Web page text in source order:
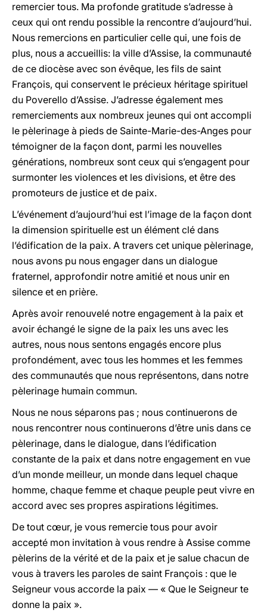
remercier tous. Ma profonde gratitude s’adresse à
ceux qui ont rendu possible la rencontre d’aujourd’hui.
Nous remercions en particulier celle qui, une fois de
plus, nous a accueillis: la ville d’Assise, la communauté
de ce diocèse avec son évêque, les fils de saint
François, qui conservent le précieux héritage spirituel
du Poverello d’Assise. J’adresse également mes
remerciements aux nombreux jeunes qui ont accompli
le pèlerinage à pieds de Sainte-Marie-des-Anges pour
témoigner de la façon dont, parmi les nouvelles
générations, nombreux sont ceux qui s’engagent pour
surmonter les violences et les divisions, et être des
promoteurs de justice et de paix.
L’événement d’aujourd’hui est l’image de la façon dont
la dimension spirituelle est un élément clé dans
l’édification de la paix. A travers cet unique pèlerinage,
nous avons pu nous engager dans un dialogue
fraternel, approfondir notre amitié et nous unir en
silence et en prière.
Après avoir renouvelé notre engagement à la paix et
avoir échangé le signe de la paix les uns avec les
autres, nous nous sentons engagés encore plus
profondément, avec tous les hommes et les femmes
des communautés que nous représentons, dans notre
pèlerinage humain commun.
Nous ne nous séparons pas ; nous continuerons de
nous rencontrer nous continuerons d’être unis dans ce
pèlerinage, dans le dialogue, dans l’édification
constante de la paix et dans notre engagement en vue
d’un monde meilleur, un monde dans lequel chaque
homme, chaque femme et chaque peuple peut vivre en
accord avec ses propres aspirations légitimes.
De tout cœur, je vous remercie tous pour avoir
accepté mon invitation à vous rendre à Assise comme
pèlerins de la vérité et de la paix et je salue chacun de
vous à travers les paroles de saint François : que le
Seigneur vous accorde la paix — « Que le Seigneur te
donne la paix ».